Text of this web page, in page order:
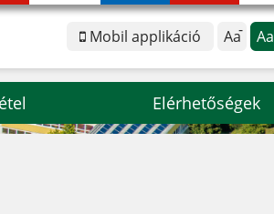
Mobil applikáció Aa Aa
Elérhetőségek